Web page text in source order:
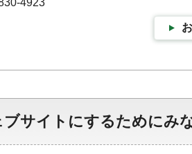
4923
ブサイトにするためにみ